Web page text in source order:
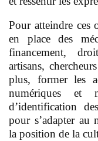
Pour atteindre ces
en place des
financement,
artisans,
plus, former les
numériques et
d’identification
pour s’adapter au
la position de la